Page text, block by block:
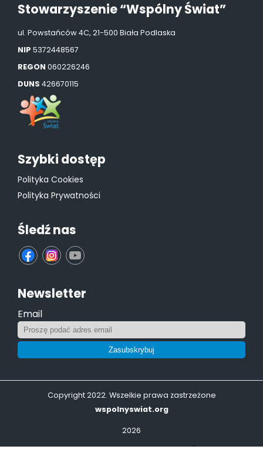
Stowarzyszenie “Wspólny Świat”
ul. Powstańców 4C, 21-500 Biała Podlaska
NIP 5372448567
REGON 060226246
DUNS 426670115
Szybki dostęp
Polityka Cookies
Polityka Prywatności
Śledź nas
fb ins yt
Newsletter
Email
Zasubskrybuj
Copyright 2022. Wszelkie prawa zastrzeżone
wspolnyswiat.org
2026